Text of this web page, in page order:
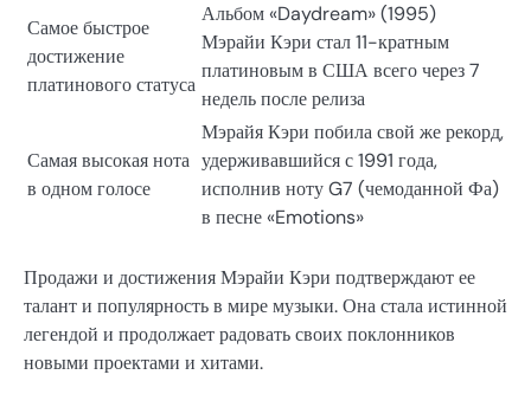
Самое быстрое
достижение
платинового статуса
Альбом «Daydream» (1995)
Мэрайи Кэри стал 11-кратным
платиновым в США всего через 7
недель после релиза
Самая высокая нота
в одном голосе
Мэрайя Кэри побила свой же рекорд,
удерживавшийся с 1991 года,
исполнив ноту G7 (чемоданной Фа)
в песне «Emotions»
Продажи и достижения Мэрайи Кэри подтверждают ее
талант и популярность в мире музыки. Она стала истинной
легендой и продолжает радовать своих поклонников
новыми проектами и хитами.